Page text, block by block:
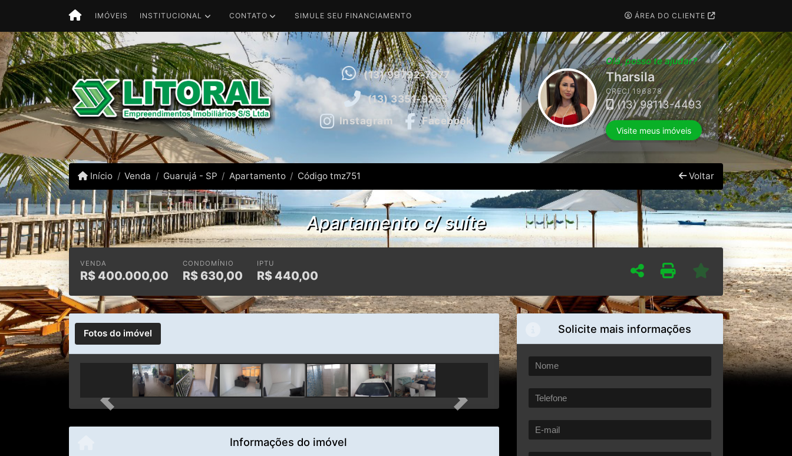
IMÓVEIS INSTITUCIONAL CONTATO SIMULE SEU FINANCIAMENTO ÁREA DO CLIENTE
(13) 99792-7977
(13) 3351-9265
Instagram
Facebook
Olá, posso te ajudar?
Maria Ivy
CRECI 273467
(13) 98183-8303
Visite meus imóveis
Início Venda Guarujá - SP Apartamento Código tmz751 Voltar
Apartamento c/ suíte
VENDA
R$ 400.000,00
CONDOMÍNIO
R$ 630,00
IPTU
R$ 440,00
Fotos do imóvel
Previous Next
Informações do imóvel
Solicite mais informações